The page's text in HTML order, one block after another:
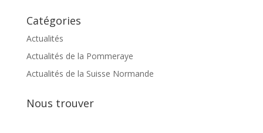
Catégories
Actualités
Actualités de la Pommeraye
Actualités de la Suisse Normande
Nous trouver